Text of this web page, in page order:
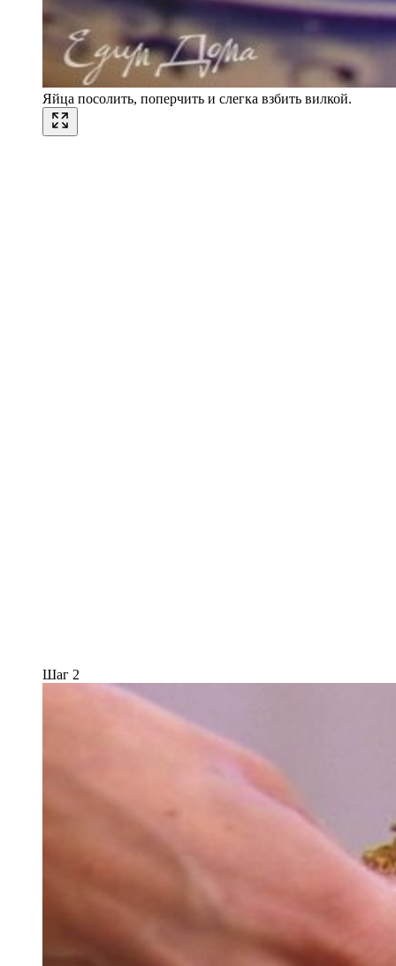
Яйца посолить, поперчить и слегка взбить вилкой.
Шаг 2